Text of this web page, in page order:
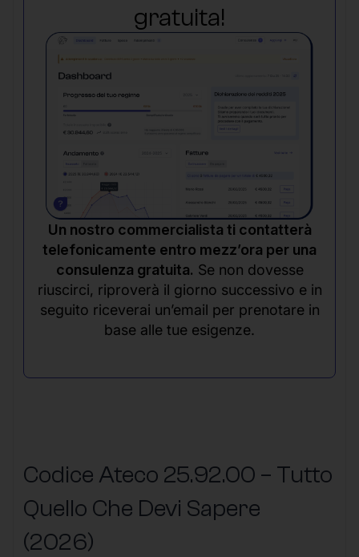
gratuita!
Un nostro commercialista ti contatterà
telefonicamente entro mezz’ora per una
consulenza gratuita. Se non dovesse
riuscirci, riproverà il giorno successivo e in
seguito riceverai un’email per prenotare in
base alle tue esigenze.
Codice Ateco 25.92.00 – Tutto
Quello Che Devi Sapere
(2026)